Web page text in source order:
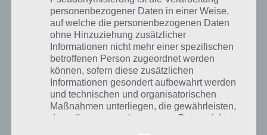
Missionen sein, also ist es schon wichtig. Um eine Liebesbeziehung
zu starten, musst du dich einem anderen Sim kokett vorstellen und
die Ereignisse durchspielen. So steigst du in der Geschichte Stufe für
Stufe auf und kannst am Ende dich nicht nur verloben, sondern auch
ein Baby bekommen und heiraten.
personenbezogener Daten in einer Weise,
auf welche die personenbezogenen Daten
ohne Hinzuziehung zusätzlicher
Informationen nicht mehr einer spezifischen
betroffenen Person zugeordnet werden
können, sofern diese zusätzlichen
Informationen gesondert aufbewahrt werden
und technischen und organisatorischen
Maßnahmen unterliegen, die gewährleisten,
dass die personenbezogenen Daten nicht